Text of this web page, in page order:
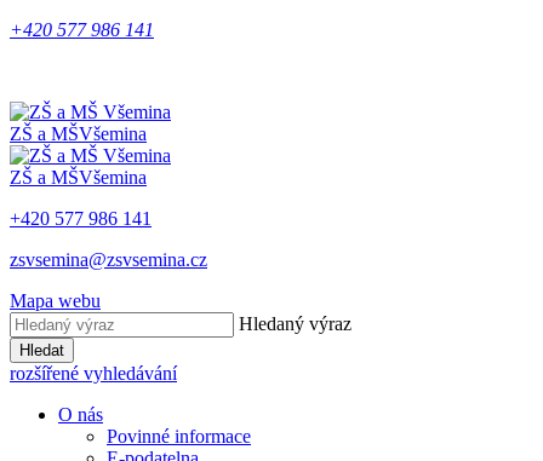
+420 577 986 141
ZŠ a MŠVšemina
ZŠ a MŠVšemina
+420 577 986 141
zsvsemina@zsvsemina.cz
Mapa webu
Hledaný výraz
Hledat
rozšířené vyhledávání
O nás
Povinné informace